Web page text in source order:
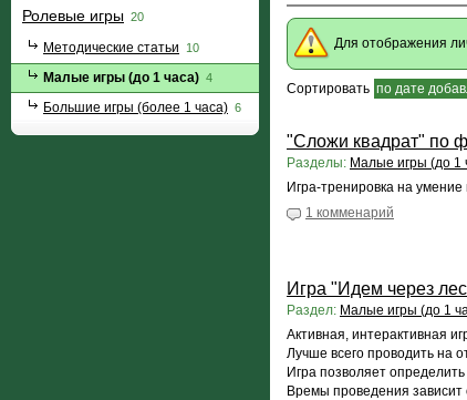
Ролевые игры 20
Методические статьи 10
Малые игры (до 1 часа) 4
Большие игры (более 1 часа) 6
Для отображения
Сортировать по дате
"Сложи квадрат" по
Разделы: Малые игры (до 1
Игра-тренировка на
1 комменарий
Игра "Идем через
Раздел: Малые игры (до 1
Активная, интерактивная
Лучше всего проводить на
Игра позволяет
Времы проведения зависит